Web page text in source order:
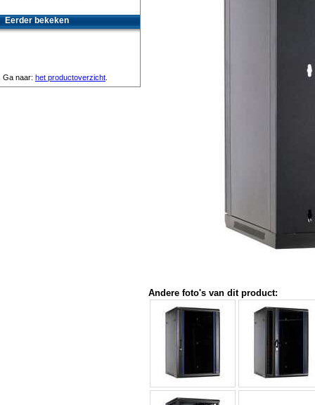
Andere foto's van dit product:
Eerder bekeken
Ga naar: het productoverzicht